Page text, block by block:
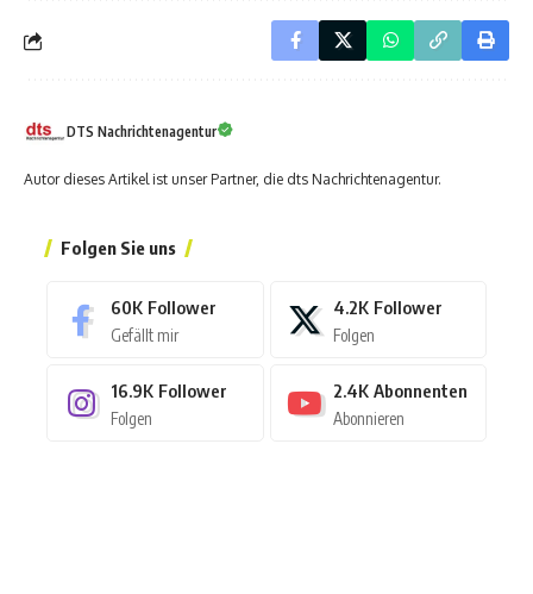
DTS Nachrichtenagentur
Autor dieses Artikel ist unser Partner, die dts Nachrichtenagentur.
Folgen Sie uns
60K Follower
Gefällt mir
4.2K Follower
Folgen
16.9K Follower
Folgen
2.4K Abonnenten
Abonnieren